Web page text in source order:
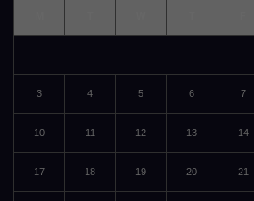
3 4 5 6 7
10 11 12 13 14
17 18 19 20 21